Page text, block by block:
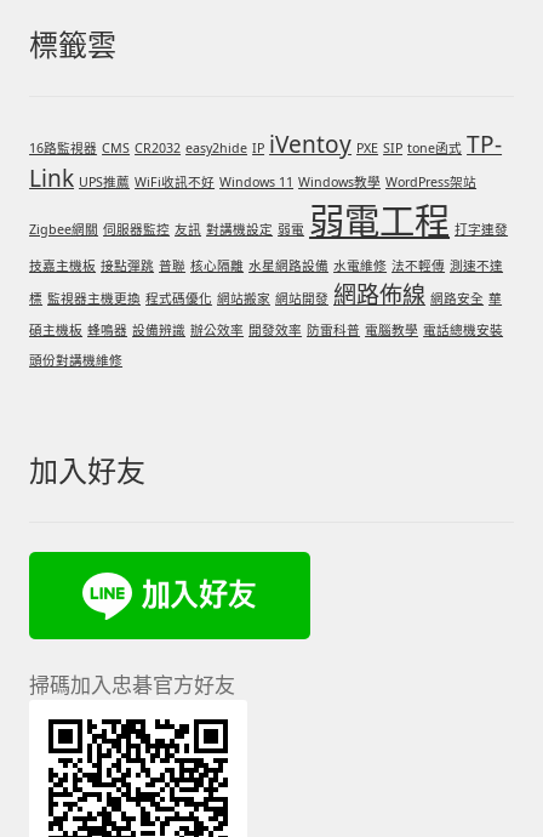
標籤雲
16路監視器 CMS CR2032 easy2hide IP iVentoy PXE SIP tone函式 TP-
Link UPS推薦 WiFi收訊不好 Windows 11 Windows教學 WordPress架站
Zigbee網關 伺服器監控 友訊 對講機設定 弱電 弱電工程 打字連發
技嘉主機板 接點彈跳 普聯 核心隔離 水星網路設備 水電維修 法不輕傳 測速不達
標 監視器主機更換 程式碼優化 網站搬家 網站開發 網路佈線 網路安全 華
碩主機板 蜂鳴器 設備辨識 辦公效率 開發效率 防雷科普 電腦教學 電話總機安裝
頭份對講機維修
加入好友
掃碼加入忠碁官方好友